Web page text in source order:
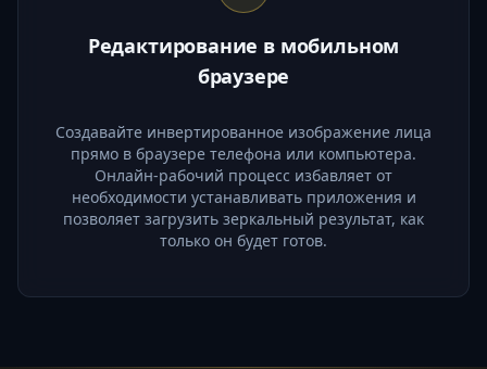
Редактирование в мобильном
браузере
Создавайте инвертированное изображение лица
прямо в браузере телефона или компьютера.
Онлайн-рабочий процесс избавляет от
необходимости устанавливать приложения и
позволяет загрузить зеркальный результат, как
только он будет готов.